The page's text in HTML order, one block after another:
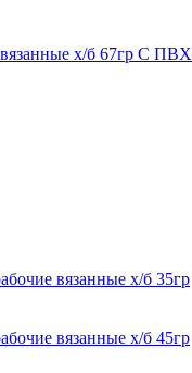
х/б 67гр С ПВХ
вязанные х/б 35гр
вязанные х/б 45гр